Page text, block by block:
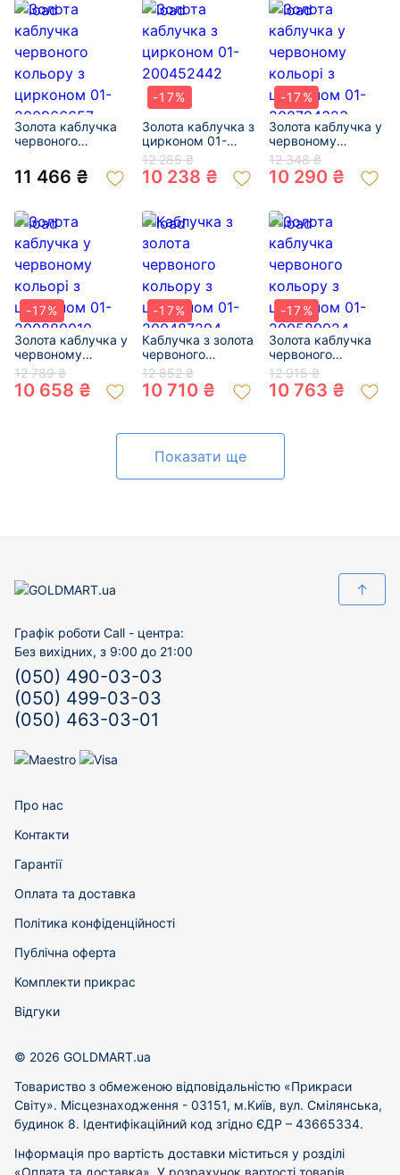
Золота каблучка
червоного
цирконом 01-
200966657
11 466 ₴
-17%
Золота каблучка з
цирконом 01-
200452442
12 285 ₴
10 238 ₴
-17%
Золота каблучка у
червоному
кольорі з
цирконом 01-
200794323
12 348 ₴
10 290 ₴
-17%
Золота каблучка у
червоному
кольорі з
цирконом 01-
200880010
12 789 ₴
10 658 ₴
-17%
Каблучка з золота
червоного
кольору з
цирконом 01-
200487294
12 852 ₴
10 710 ₴
-17%
Золота каблучка
червоного
кольору з
цирконом 01-
200589924
12 915 ₴
10 763 ₴
Показати ще
↑
Графік роботи Call - центра:
Без вихідних, з 9:00 до 21:00
(050) 490-03-03
(050) 499-03-03
(050) 463-03-01
Про нас
Контакти
Гарантії
Оплата та доставка
Політика конфіденційності
Публічна оферта
Комплекти прикрас
Відгуки
© 2026 GOLDMART.ua
Товариство з обмеженою відповідальністю «Прикраси
Світу». Місцезнаходження - 03151, м.Київ, вул. Смілянська,
будинок 8. Ідентифікаційний код згідно ЄДР – 43665334.
Інформація про вартість доставки міститься у розділі
«Оплата та доставка». У розрахунок вартості товарів